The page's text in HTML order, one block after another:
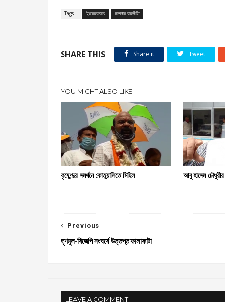
Tags : ইংরেজবাজার মালদার রাজনীতি
SHARE THIS Share it Tweet
YOU MIGHT ALSO LIKE
কৃষ্ণেন্দুর সমর্থনে কোতুয়ালিতে মিছিল আবু হাসেম চৌধুরীর
Previous
তৃণমূল-বিজেপি সংঘর্ষে উত্তপ্ত ফালাকাটা
LEAVE A COMMENT